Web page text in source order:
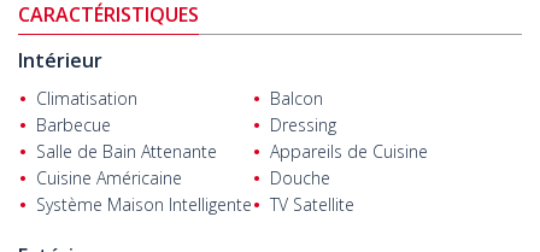
installations communes, notamment des services de sécurité
24/7, un court de tennis, des aires de jeux pour enfants et un
parking privé avec de l'espace pour deux véhicules par maison.
La conception met l'accent sur l'intimité et le bien-être des
résidents.
La maison comprend 4 chambres avec salles de bain
attenantes et dressings, offrant ainsi une intimité et un confort
optimaux. Les points forts architecturaux incluent une cage
CARACTÉRISTIQUES
Intérieur
Climatisation
Balcon
Barbecue
Dressing
Salle de Bain Attenante
Appareils de Cuisine
Cuisine Américaine
Douche
Système Maison Intelligente
TV Satellite